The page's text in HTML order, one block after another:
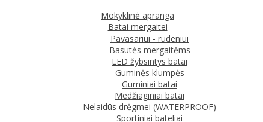
Mokyklinė apranga
Batai mergaitei
Pavasariui - rudeniui
Basutės mergaitėms
LED žybsintys batai
Guminės klumpės
Guminiai batai
Medžiaginiai batai
Nelaidūs drėgmei (WATERPROOF)
Sportiniai bateliai